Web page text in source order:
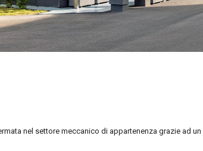
nel settore meccanico di appartenenza grazie ad un